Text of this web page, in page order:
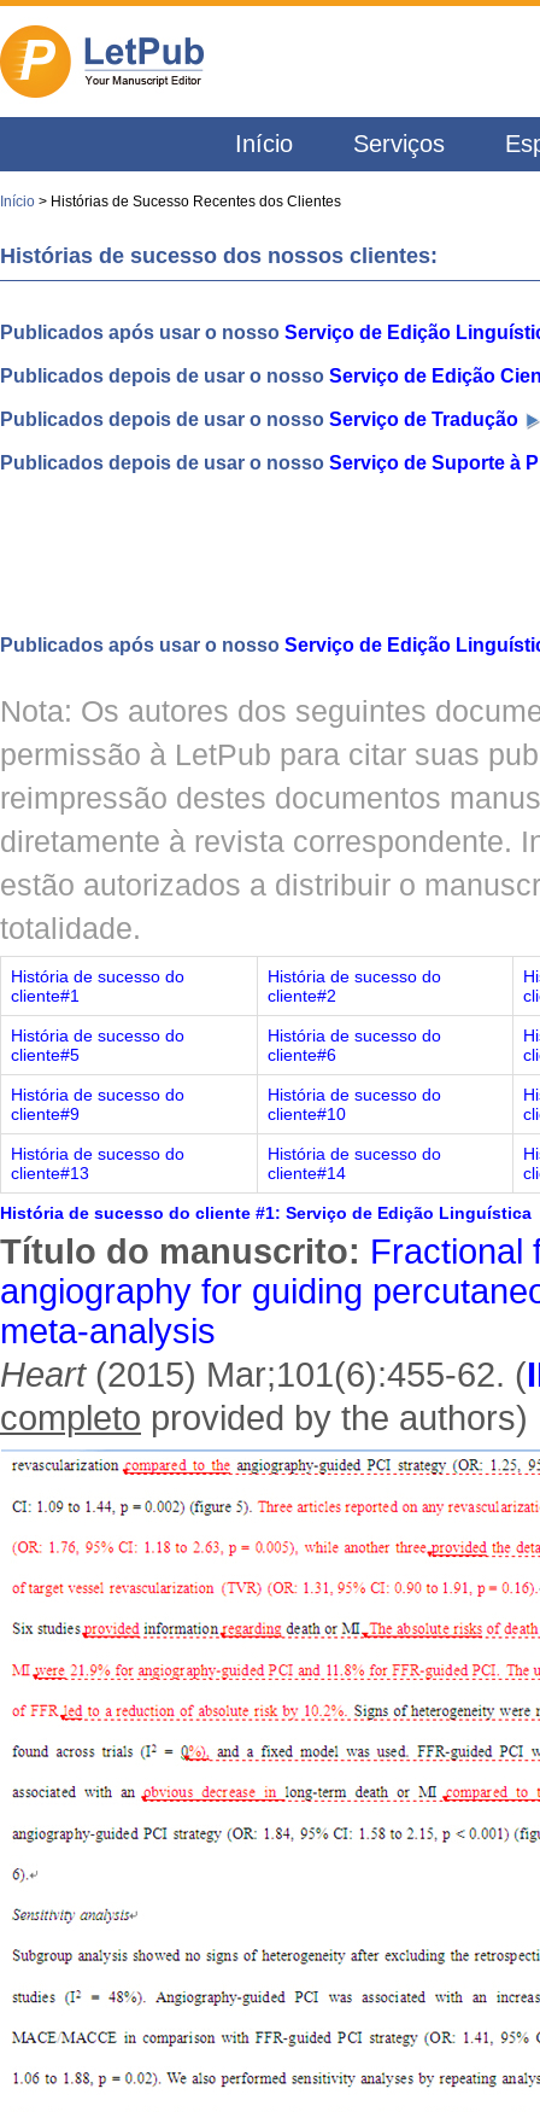
Início Serviços
Início > Histórias de Sucesso Recentes dos Clientes
Histórias de sucesso dos nossos clientes:
Publicados após usar o nosso Serviço de Edição
Publicados depois de usar o nosso Serviço de Edição
Publicados depois de usar o nosso Serviço de Tradução
Publicados depois de usar o nosso Serviço de Suporte à
Publicados após usar o nosso Serviço de Edição
Nota: Os autores dos seguintes
permissão à LetPub para citar suas
reimpressão destes documentos
diretamente à revista correspondente.
estão autorizados a distribuir o
totalidade.
História de sucesso do
cliente#1
História de sucesso do
cliente#2
História de sucesso do
cliente#5
História de sucesso do
cliente#6
História de sucesso do
cliente#9
História de sucesso do
cliente#10
História de sucesso do
cliente#13
História de sucesso do
cliente#14
História de sucesso do cliente #1: Serviço de Edição Linguística
Título do manuscrito: Fractional
angiography for guiding
meta-analysis
Heart(2015) Mar;101(6):455-62. (
completo provided by the authors)